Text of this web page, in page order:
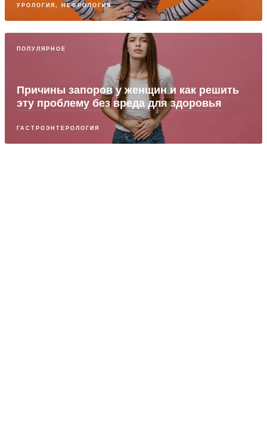
УРОЛОГИЯ, НЕФРОЛОГИЯ
ПОПУЛЯРНОЕ
Причины запоров у женщин и как решить
эту проблему без вреда для здоровья
ГАСТРОЭНТЕРОЛОГИЯ